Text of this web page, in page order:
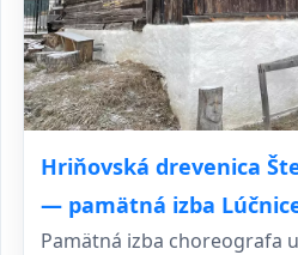
Hriňovská drevenica
— pamätná izba
Pamätná izba choreografa